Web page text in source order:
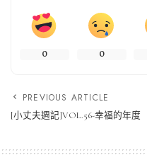
0 0
PREVIOUS ARTICLE
[小丈夫週記]VOL.56-幸福的年度